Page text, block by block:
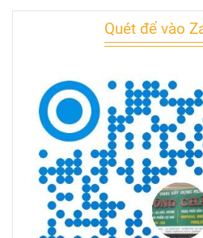
Quét để vào